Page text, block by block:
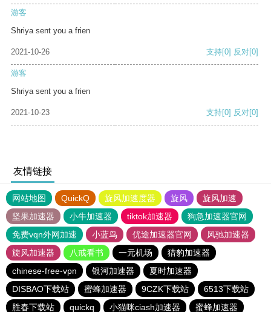
游客
Shriya sent you a frien
2021-10-26 支持[0] 反对[0]
游客
Shriya sent you a frien
2021-10-23 支持[0] 反对[0]
友情链接
网站地图 QuickQ 旋风加速度器 旋风
旋风加速
坚果加速器
小牛加速器 tiktok加速器
狗急加速器官网
免费vqn外网加速
小蓝鸟 优途加速器官网
风驰加速器
旋风加速器
八戒看书 一元机场
猎豹加速器
chinese-free-vpn
银河加速器
夏时加速器
DISBAO下载站
蜜蜂加速器 9CZK下载站
6513下载站
胜春下载站
quickq 小猫咪ciash加速器 蜜蜂加速器